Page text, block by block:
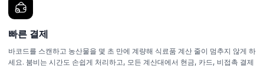
빠른 결제
바코드를 스캔하고 농산물을 몇 초 만에 계량해 식료품 계산 줄이 멈추지 않게 하
세요. 붐비는 시간도 손쉽게 처리하고, 모든 계산대에서 현금, 카드, 비접촉 결제